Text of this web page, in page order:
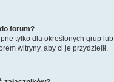
forum?
tylko dla określonych grup
witryny, aby ci je przydzielił.